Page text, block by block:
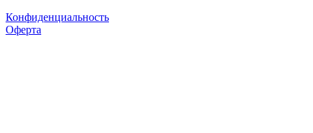
Конфиденциальность
Оферта